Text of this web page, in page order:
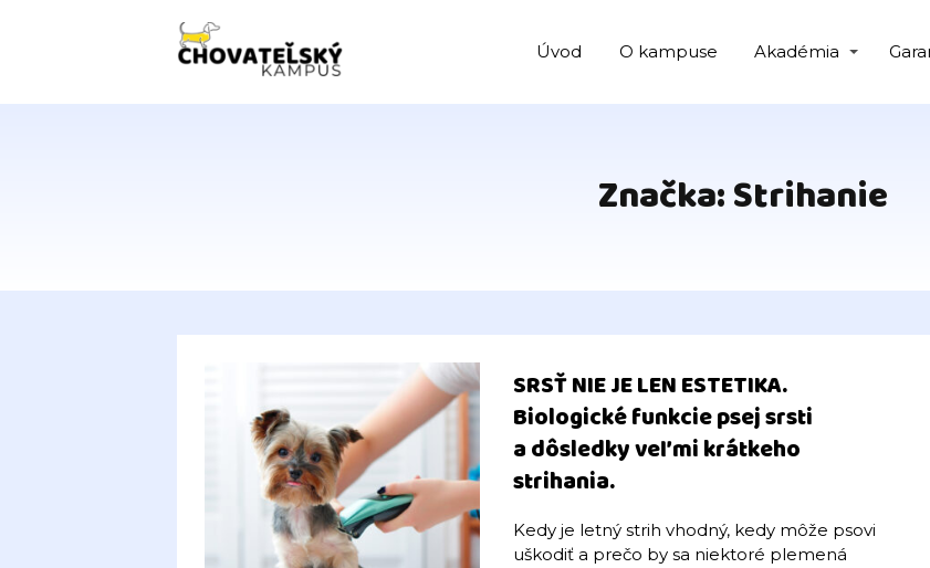
Úvod O kampuse Akadémia
Značka: Strihanie
SRSŤ NIE JE LEN ESTETIKA.
Biologické funkcie psej srsti
a dôsledky veľmi krátkeho
strihania.
Kedy je letný strih vhodný, kedy môže psovi
uškodiť a prečo by sa niektoré plemená